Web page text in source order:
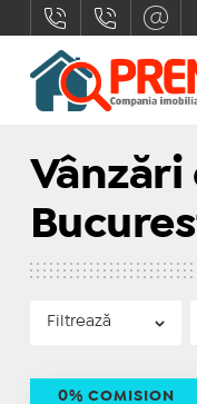
Vânzări
Filtrează
0% COMISION